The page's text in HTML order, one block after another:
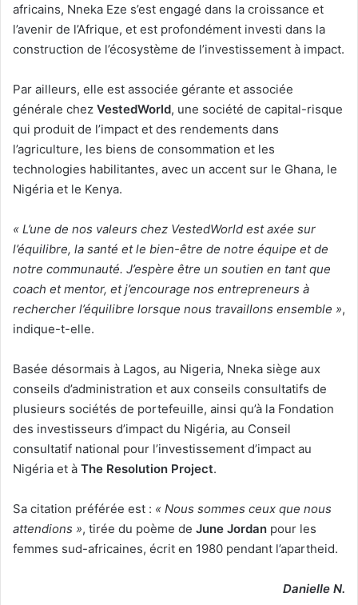
africains, Nneka Eze s’est engagé dans la croissance et
l’avenir de l’Afrique, et est profondément investi dans la
construction de l’écosystème de l’investissement à impact.
Par ailleurs, elle est associée gérante et associée
générale chez VestedWorld, une société de capital-risque
qui produit de l’impact et des rendements dans
l’agriculture, les biens de consommation et les
technologies habilitantes, avec un accent sur le Ghana, le
Nigéria et le Kenya.
« L’une de nos valeurs chez VestedWorld est axée sur
l’équilibre, la santé et le bien-être de notre équipe et de
notre communauté. J’espère être un soutien en tant que
coach et mentor, et j’encourage nos entrepreneurs à
rechercher l’équilibre lorsque nous travaillons ensemble »,
indique-t-elle.
Basée désormais à Lagos, au Nigeria, Nneka siège aux
conseils d’administration et aux conseils consultatifs de
plusieurs sociétés de portefeuille, ainsi qu’à la Fondation
des investisseurs d’impact du Nigéria, au Conseil
consultatif national pour l’investissement d’impact au
Nigéria et à The Resolution Project.
Sa citation préférée est : « Nous sommes ceux que nous
attendions », tirée du poème de June Jordan pour les
femmes sud-africaines, écrit en 1980 pendant l’apartheid.
Danielle N.